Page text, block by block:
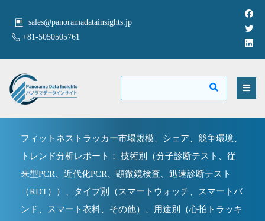
sales@panoramadatainsights.jp
+81-5050505761
フィットネストラッカー市場規模、シェア、競争環境、
トレンド分析レポート： 技術別（分子診断テスト、従
来型PCR、近代化PCR、顕微鏡検査、迅速診断テスト
（RDT））、タイプ別（スマートウォッチ、スマートバ
ンド、スマート衣料、その他）、用途別（心拍トラッキ